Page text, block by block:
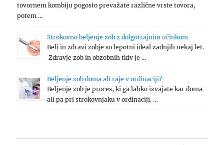
tovornem kombiju pogosto prevažate različne vrste tovora,
potem …
Strokovno beljenje zob z dolgotrajnim učinkom
Beli in zdravi zobje so lepotni ideal zadnjih nekaj let.
Zdravje zob in obzobnih tkiv je …
Beljenje zob doma ali raje v ordinaciji?
Beljenje zob je proces, ki ga lahko izvajate kar doma
ali pa pri strokovnjaku v ordinaciji. …